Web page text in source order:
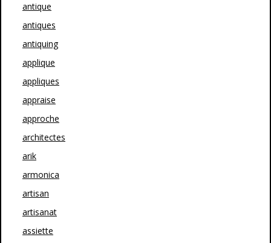
antique
antiques
antiquing
applique
appliques
appraise
approche
architectes
arik
armonica
artisan
artisanat
assiette